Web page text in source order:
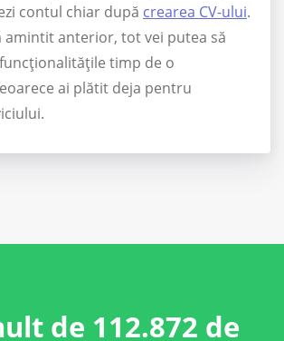
contul chiar după crearea CV-ului.
amintit anterior, tot vei putea să
timp de o
ai plătit deja pentru
de 112.872 de